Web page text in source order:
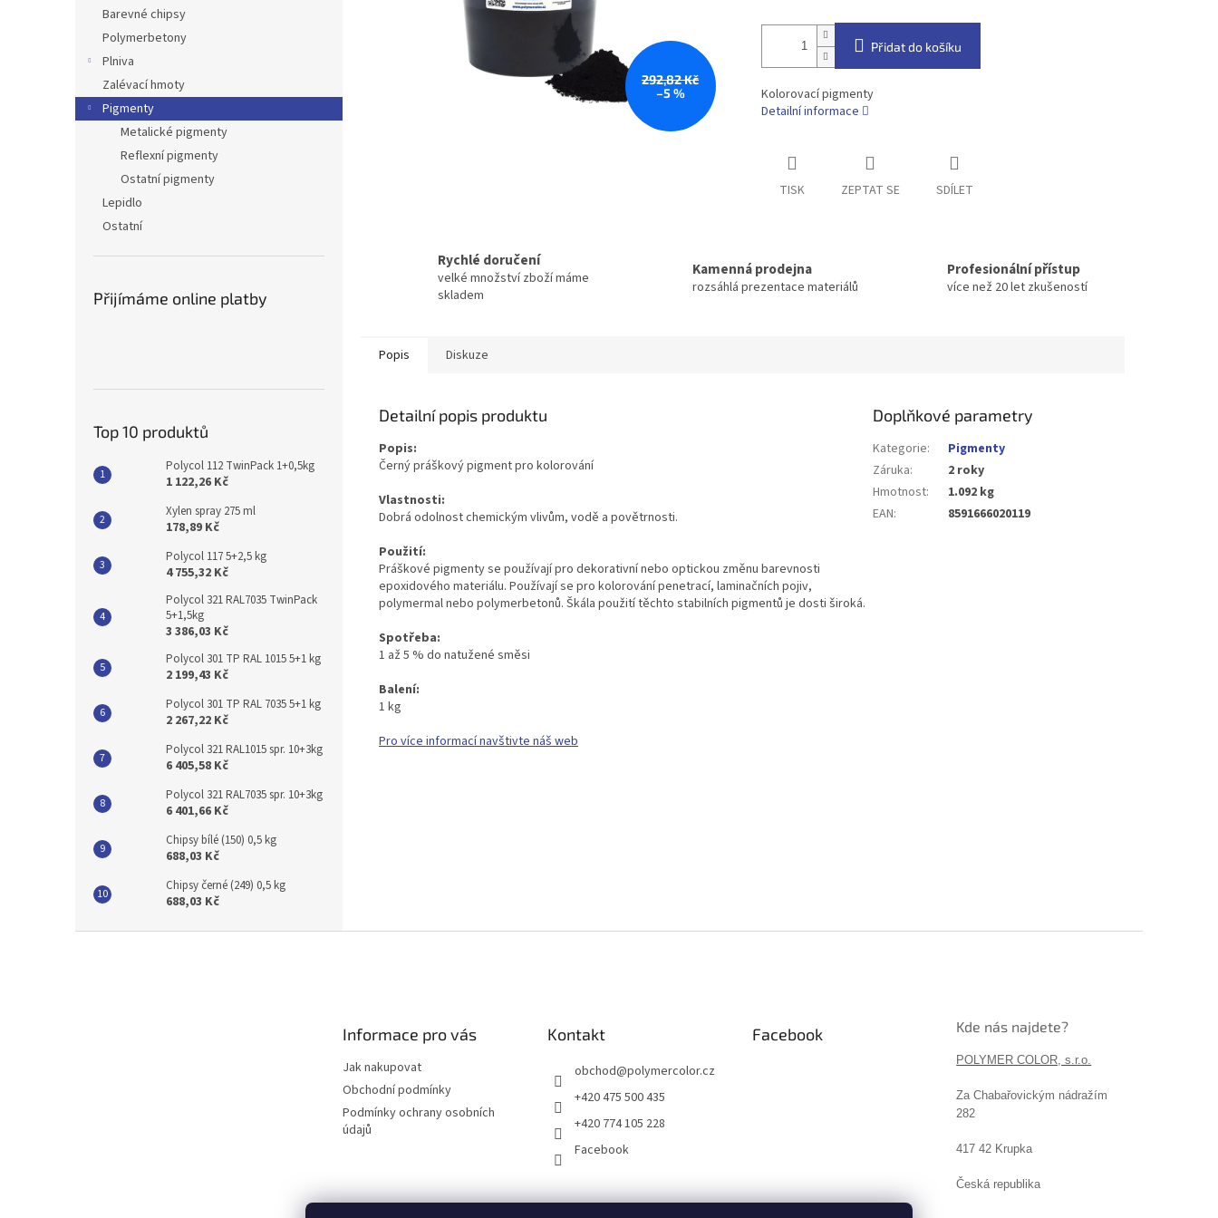
Barevné chipsy
Polymerbetony
Plniva
Zalévací hmoty
Pigmenty
Metalické pigmenty
Reflexní pigmenty
Ostatní pigmenty
Lepidlo
Ostatní
Přijímáme online platby
Top 10 produktů
Polycol 112 TwinPack 1+0,5kg
1 122,26 Kč
Xylen spray 275 ml
178,89 Kč
Polycol 117 5+2,5 kg
4 755,32 Kč
Polycol 321 RAL7035 TwinPack
5+1,5kg
3 386,03 Kč
Polycol 301 TP RAL 1015 5+1 kg
2 199,43 Kč
Polycol 301 TP RAL 7035 5+1 kg
2 267,22 Kč
Polycol 321 RAL1015 spr. 10+3kg
6 405,58 Kč
Polycol 321 RAL7035 spr. 10+3kg
6 401,66 Kč
Chipsy bílé (150) 0,5 kg
688,03 Kč
Chipsy černé (249) 0,5 kg
688,03 Kč
292,82 Kč
–5 %
Přidat do košíku
Kolorovací pigmenty
Detailní informace
TISK ZEPTAT SE SDÍLET
Rychlé doručení
velké množství zboží máme
skladem
Kamenná prodejna
rozsáhlá prezentace materiálů
Profesionální přístup
více než 20 let zkušeností
Popis Diskuze
Detailní popis produktu
Popis:
Černý práškový pigment pro kolorování
Vlastnosti:
Dobrá odolnost chemickým vlivům, vodě a povětrnosti.
Použití:
Práškové pigmenty se používají pro dekorativní nebo optickou změnu barevnosti
epoxidového materiálu. Používají se pro kolorování penetrací, laminačních pojiv,
polymermal nebo polymerbetonů. Škála použití těchto stabilních pigmentů je dosti široká.
Spotřeba:
1 až 5 % do natužené směsi
Balení:
1 kg
Pro více informací navštivte náš web
Doplňkové parametry
Kategorie:
Pigmenty
Záruka:
2 roky
Hmotnost:
1.092 kg
EAN: 8591666020119
Informace pro vás
Jak nakupovat
Obchodní podmínky
Podmínky ochrany osobních
údajů
Kontakt
obchod@polymercolor.cz
+420 475 500 435
+420 774 105 228
Facebook
Facebook Kde nás najdete?
POLYMER COLOR, s.r.o.
Za Chabařovickým nádražím
282
417 42 Krupka
Česká republika